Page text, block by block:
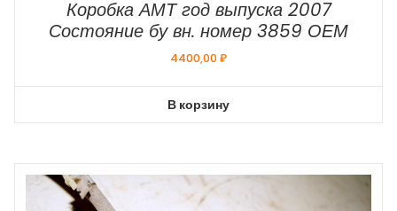
Коробка АМТ год выпуска 2007
Состояние бу вн. номер 3859 ОЕМ
4400,00₽
В корзину